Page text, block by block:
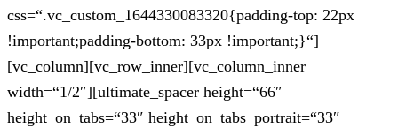
css=“.vc_custom_1644330083320{padding-top: 22px
!important;padding-bottom: 33px !important;}“]
[vc_column][vc_row_inner][vc_column_inner
width=“1/2″][ultimate_spacer height=“66″
height_on_tabs=“33″ height_on_tabs_portrait=“33″